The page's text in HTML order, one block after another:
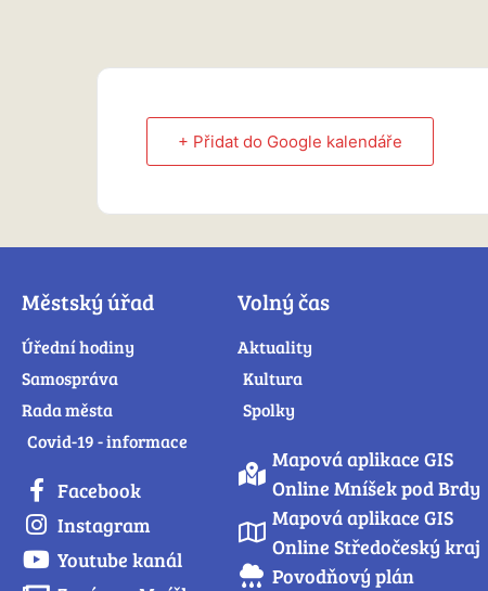
+ Přidat do Google kalendáře
Městský úřad
Úřední hodiny
Samospráva
Rada města
Covid-19 - informace
Facebook
Instagram
Youtube kanál
Volný čas
Aktuality
Kultura
Spolky
Mapová aplikace GIS
Online Mníšek pod Brdy
Mapová aplikace GIS
Online Středočeský kraj
Povodňový plán